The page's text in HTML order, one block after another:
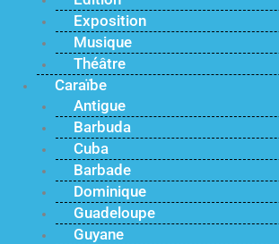
Exposition
Musique
Théâtre
Caraïbe
Antigue
Barbuda
Cuba
Barbade
Dominique
Guadeloupe
Guyane